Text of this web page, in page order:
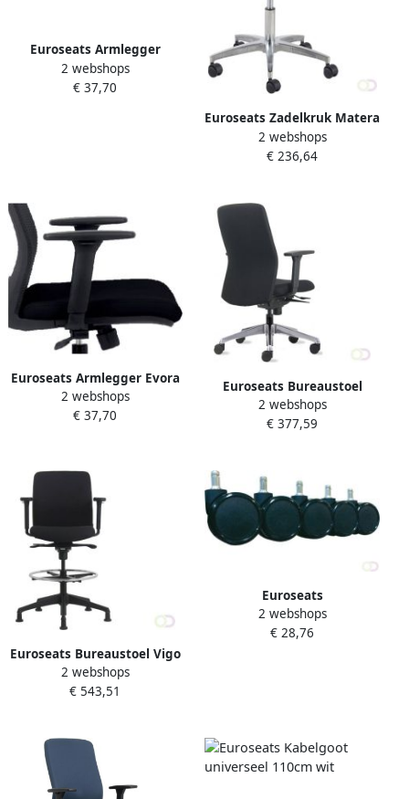
Euroseats Armlegger
Canillo 010 verstelbaar set
van 2 stuks
2 webshops
€ 37,70
Euroseats Zadelkruk Matera
large aluminium
voetenkruis hoogte 65-90
2 webshops
€ 236,64
Euroseats Armlegger Evora
verstelbaar zwart set van 2
stuks
2 webshops
€ 37,70
Euroseats Bureaustoel
Milano synchroom zwart
2 webshops
€ 377,59
Euroseats Bureaustoel Vigo
loketstoel
2 webshops
€ 543,51
Euroseats
Bureaustoelwielen zacht 5
stuks
2 webshops
€ 28,76